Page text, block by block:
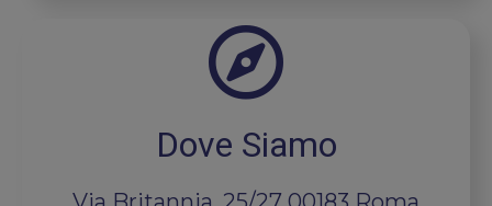
Dove Siamo